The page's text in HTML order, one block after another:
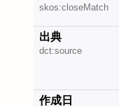
skos:closeMatch
出典
dct:source
作成日